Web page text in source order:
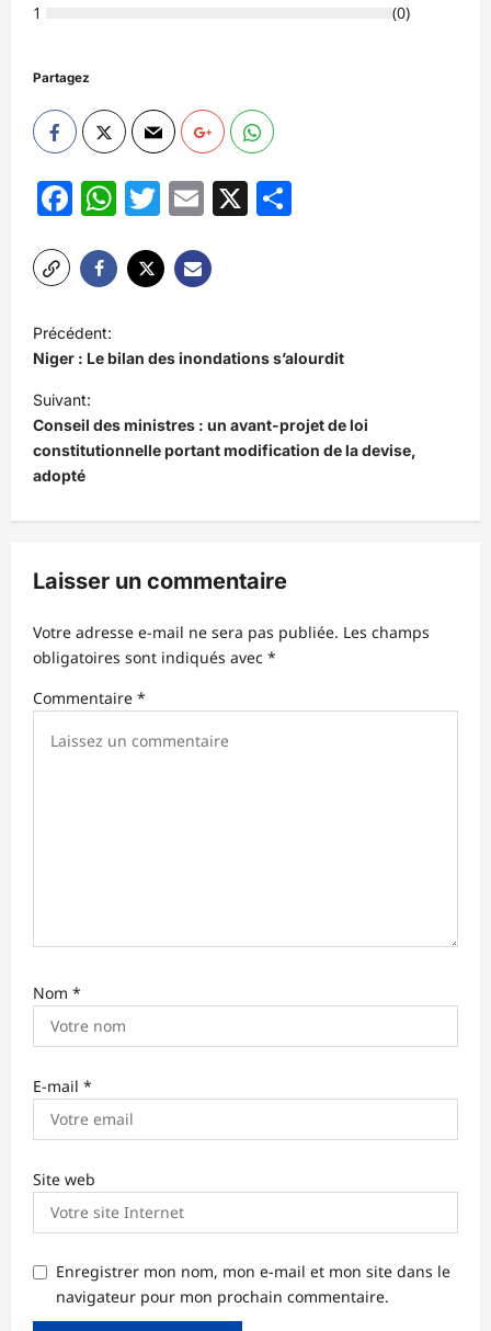
1
(0)
Partagez
Facebook
WhatsApp
Twitter
Email
X
a
v
i
g
a
t
o
n
d
’
Précédent:
Niger : Le bilan des inondations s’alourdit
Suivant:
Conseil des ministres : un avant-projet de loi
constitutionnelle portant modification de la devise,
adopté
Laisser un commentaire
Votre adresse e-mail ne sera pas publiée. Les champs
obligatoires sont indiqués avec *
Commentaire *
Nom *
E-mail *
Site web
Enregistrer mon nom, mon e-mail et mon site dans le
navigateur pour mon prochain commentaire.